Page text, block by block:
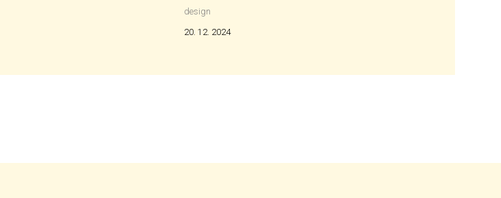
design
20. 12. 2024